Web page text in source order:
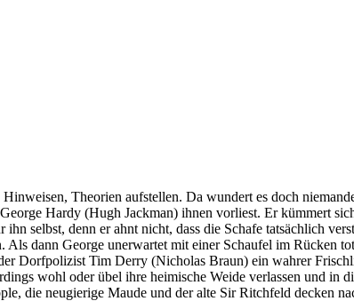
Theorien aufstellen. Da wundert es doch
Hardy (Hugh Jackman) ihnen vorliest. Er kümmert
selbst, denn er ahnt nicht, dass die Schafe tatsächlich
dann George unerwartet mit einer Schaufel im Rücken
Dorfpolizist Tim Derry (Nicholas Braun) ein wahrer
wohl oder übel ihre heimische Weide verlassen und in
die neugierige Maude und der alte Sir Ritchfeld decken